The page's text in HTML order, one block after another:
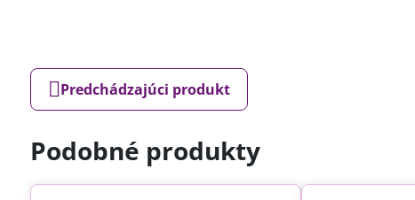
Predchádzajúci produkt
Podobné produkty